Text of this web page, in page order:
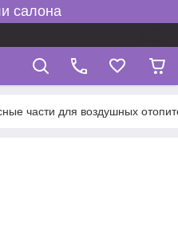
салона
части для воздушных